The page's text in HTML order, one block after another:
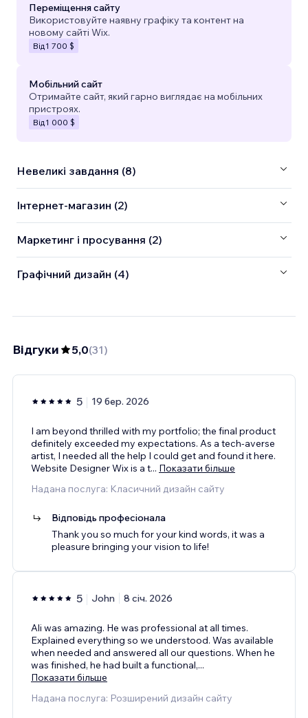
Переміщення сайту
Використовуйте наявну графіку та контент на
новому сайті Wix.
Від 1 700 $
Мобільний сайт
Отримайте сайт, який гарно виглядає на мобільних
пристроях.
Від 1 000 $
Невеликі завдання (8)
Інтернет-магазин (2)
Маркетинг і просування (2)
Графічний дизайн (4)
Відгуки 5,0(31)
5 19 бер. 2026
I am beyond thrilled with my portfolio; the final product
definitely exceeded my expectations. As a tech-averse
artist, I needed all the help I could get and found it here.
Website Designer Wix is a t... Показати більше
Надана послуга: Класичний дизайн сайту
Відповідь професіонала
Thank you so much for your kind words, it was a
pleasure bringing your vision to life!
5 John 8 січ. 2026
Ali was amazing. He was professional at all times.
Explained everything so we understood. Was available
when needed and answered all our questions. When he
was finished, he had built a functional,...
Показати більше
Надана послуга: Розширений дизайн сайту